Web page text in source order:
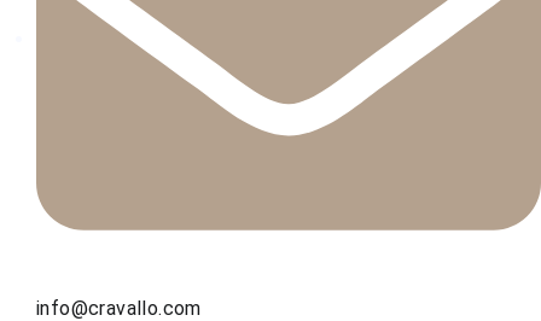
info@cravallo.com